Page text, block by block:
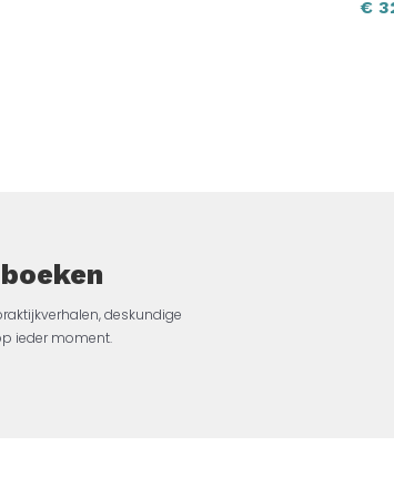
€
deskundige
ieder moment.